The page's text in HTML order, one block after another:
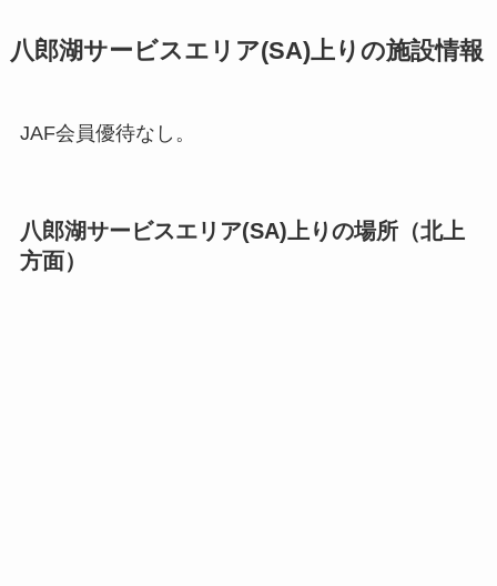
八郎湖サービスエリア(SA)上りの施設情報
JAF会員優待なし。
八郎湖サービスエリア(SA)上りの場所（北上
方面）